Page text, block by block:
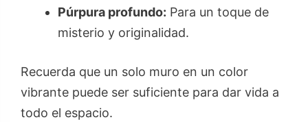
Púrpura profundo: Para un toque de
misterio y originalidad.
Recuerda que un solo muro en un color
vibrante puede ser suficiente para dar vida a
todo el espacio.